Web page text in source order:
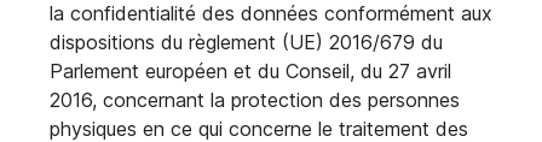
la confidentialité des données conformément aux
dispositions du règlement (UE) 2016/679 du
Parlement européen et du Conseil, du 27 avril
2016, concernant la protection des personnes
physiques en ce qui concerne le traitement des